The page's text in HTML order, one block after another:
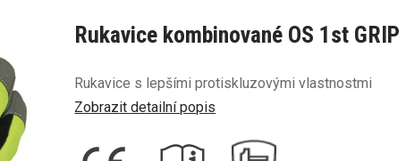
Rukavice kombinované OS 1st GRIP
Rukavice s lepšími protiskluzovými vlastnostmi
Zobrazit detailní popis